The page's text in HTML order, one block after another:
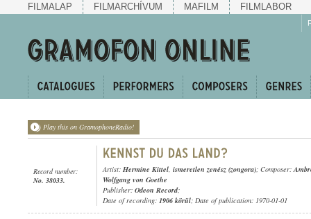
FILMALAP FILMARCHÍVUM MAFILM FILMLABOR
Play this on GramophoneRadio!
Record number:
No. 38033.
Artist: Hermine Kittel, ismeretlen zenész (zongora); Composer:
Wolfgang von Goethe
Publisher: Odeon Record;
Date of recording: 1906 körül; Date of publication: 1970-01-01